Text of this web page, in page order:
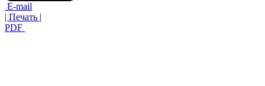
E-mail
| Печать |
PDF